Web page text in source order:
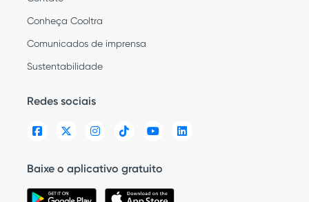
Conheça Cooltra
Comunicados de imprensa
Sustentabilidade
Redes sociais
Baixe o aplicativo gratuito